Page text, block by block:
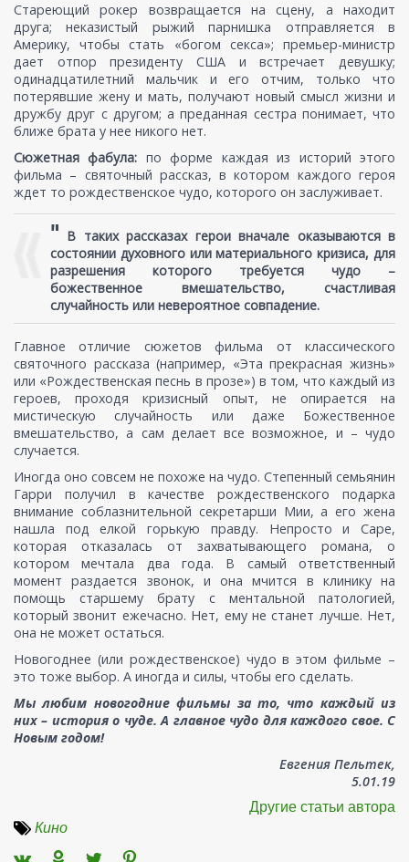
Стареющий рокер возвращается на сцену, а находит
друга; неказистый рыжий парнишка отправляется в
Америку, чтобы стать «богом секса»; премьер-министр
дает отпор президенту США и встречает девушку;
одинадцатилетний мальчик и его отчим, только что
потерявшие жену и мать, получают новый смысл жизни и
дружбу друг с другом; а преданная сестра понимает, что
ближе брата у нее никого нет.
Сюжетная фабула: по форме каждая из историй этого
фильма – святочный рассказ, в котором каждого героя
ждет то рождественское чудо, которого он заслуживает.
" В таких рассказах герои вначале оказываются в
состоянии духовного или материального кризиса, для
разрешения которого требуется чудо –
божественное вмешательство, счастливая
случайность или невероятное совпадение.
Главное отличие сюжетов фильма от классического
святочного рассказа (например, «Эта прекрасная жизнь»
или «Рождественская песнь в прозе») в том, что каждый из
героев, проходя кризисный опыт, не опирается на
мистическую случайность или даже Божественное
вмешательство, а сам делает все возможное, и – чудо
случается.
Иногда оно совсем не похоже на чудо. Степенный семьянин
Гарри получил в качестве рождественского подарка
внимание соблазнительной секретарши Мии, а его жена
нашла под елкой горькую правду. Непросто и Саре,
которая отказалась от захватывающего романа, о
котором мечтала два года. В самый ответственный
момент раздается звонок, и она мчится в клинику на
помощь старшему брату с ментальной патологией,
который звонит ежечасно. Нет, ему не станет лучше. Нет,
она не может остаться.
Новогоднее (или рождественское) чудо в этом фильме –
это тоже выбор. А иногда и силы, чтобы его сделать.
Мы любим новогодние фильмы за то, что каждый из
них – история о чуде. А главное чудо для каждого свое. С
Новым годом!
Евгения Пельтек,
5.01.19
Другие статьи автора
Кино